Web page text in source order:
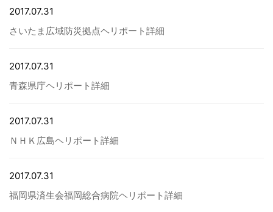
お問い合わせ
病院関係者の方
設計及び建築関係者の方
English
2017.07.31
さいたま広域防災拠点ヘリポート詳細
2017.07.31
青森県庁ヘリポート詳細
2017.07.31
ＮＨＫ広島ヘリポート詳細
2017.07.31
福岡県済生会福岡総合病院ヘリポート詳細